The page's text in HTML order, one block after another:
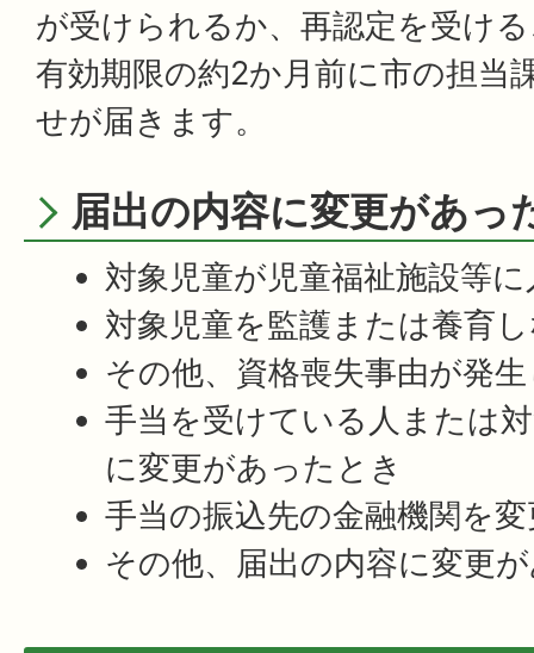
が受けられるか、再認定を受け
有効期限の約2か月前に市の担当
せが届きます。
届出の内容に変更があっ
対象児童が児童福祉施設等
対象児童を監護または養育
その他、資格喪失事由が発
手当を受けている人または
に変更があったとき
手当の振込先の金融機関を
その他、届出の内容に変更